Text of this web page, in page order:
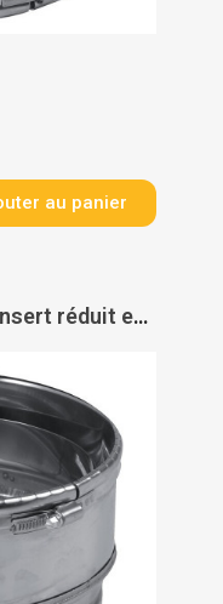
au panier
Raccord de départ foyer insert réduit en inox - TEN